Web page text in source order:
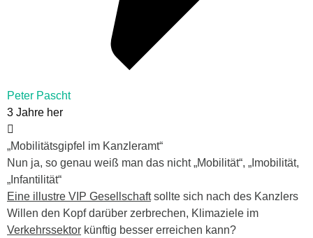
Peter Pascht
3 Jahre her
„Mobilitätsgipfel im Kanzleramt“
Nun ja, so genau weiß man das nicht „Mobilität“, „Imobilität,
„Infantilität“
Eine illustre VIP Gesellschaftsollte sich nach des Kanzlers
Willen den Kopf darüber zerbrechen, Klimaziele im
Verkehrssektor künftig besser erreichen kann?